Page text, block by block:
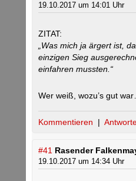
19.10.2017 um 14:01 Uhr
ZITAT:
„Was mich ja ärgert ist,
einzigen Sieg
einfahren mussten.“
Wer weiß, wozu’s gut
Kommentieren |
#41 Rasender
19.10.2017 um 14:34 Uhr